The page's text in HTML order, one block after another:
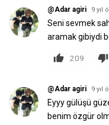
@Adar agiri 9 yıl
Seni sevmek
aramak gibiydi
209
@Adar agiri 9 yıl
Eyyy gülüşü
benim özgür